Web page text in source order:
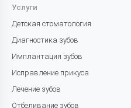
Услуги
Детская стоматология
Диагностика зубов
Имплантация зубов
Исправление прикуса
Лечение зубов
Отбеливание зубов